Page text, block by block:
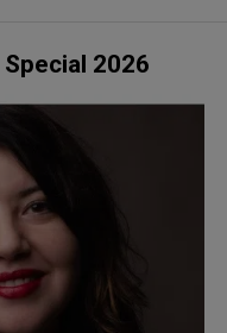
Special 2026